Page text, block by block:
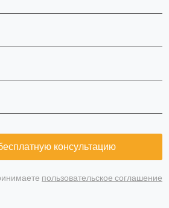
консультацию
пользовательское соглашение